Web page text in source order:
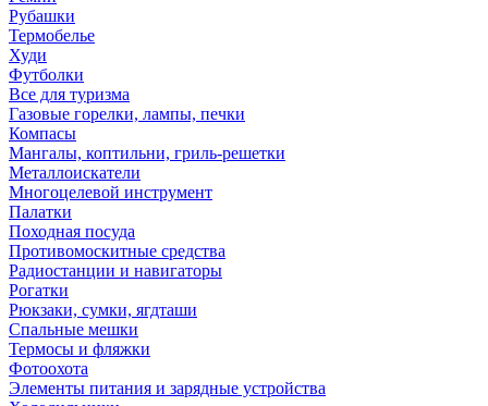
Рубашки
Термобелье
Худи
Футболки
Все для туризма
Газовые горелки, лампы, печки
Компасы
Мангалы, коптильни, гриль-решетки
Металлоискатели
Многоцелевой инструмент
Палатки
Походная посуда
Противомоскитные средства
Радиостанции и навигаторы
Рогатки
Рюкзаки, сумки, ягдташи
Спальные мешки
Термосы и фляжки
Фотоохота
Элементы питания и зарядные устройства